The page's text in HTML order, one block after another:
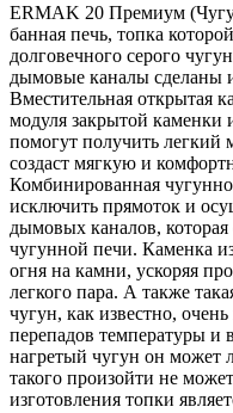
ERMAK 20 Премиум
банная печь, топка
долговечного серого
дымовые каналы сделаны
Вместительная открытая
модуля закрытой каменки
помогут получить легкий
создаст мягкую и
Комбинированная
исключить прямоток и
дымовых каналов,
чугунной печи. Каменка
огня на камни, ускоряя
легкого пара. А также
чугун, как известно,
перепадов температуры и
нагретый чугун он может
такого произойти не
изготовления топки